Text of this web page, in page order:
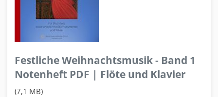
Festliche Weihnachtsmusik - Band 1
Notenheft PDF | Flöte und Klavier
(7,1 MB)